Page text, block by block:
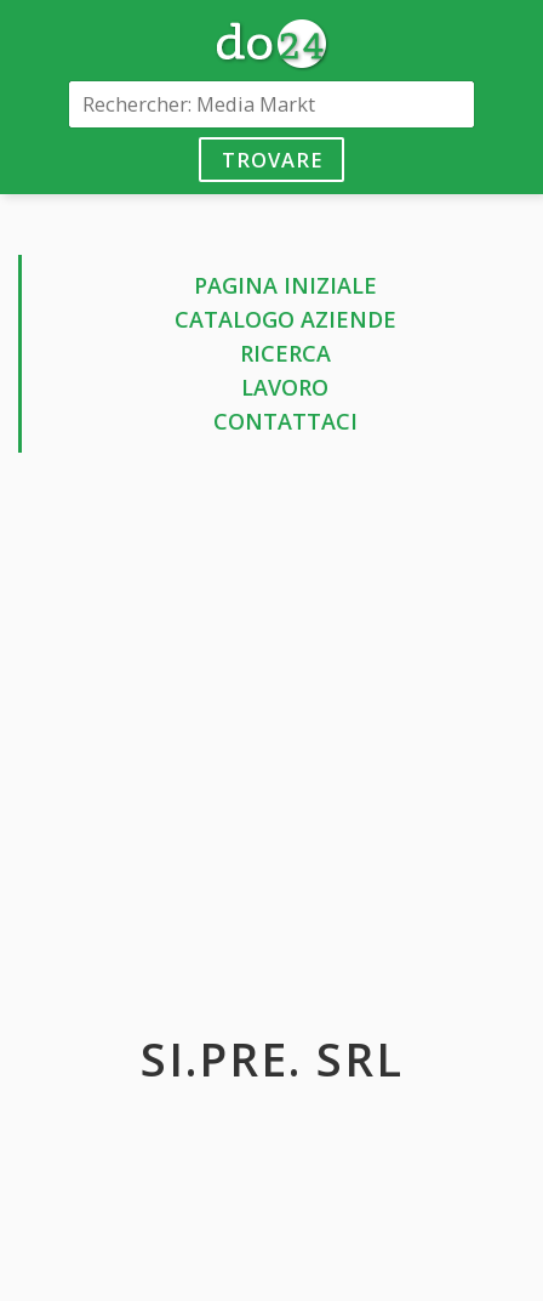
TROVARE
PAGINA INIZIALE
CATALOGO AZIENDE
RICERCA
LAVORO
CONTATTACI
SI.PRE. SRL